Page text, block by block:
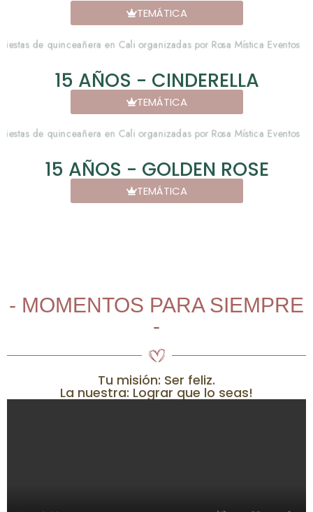
TEMÁTICA
15 AÑOS - CINDERELLA
TEMÁTICA
15 AÑOS - GOLDEN ROSE
TEMÁTICA
- MOMENTOS PARA SIEMPRE
-
Tu misión: Ser feliz.
La nuestra: Lograr que lo seas!